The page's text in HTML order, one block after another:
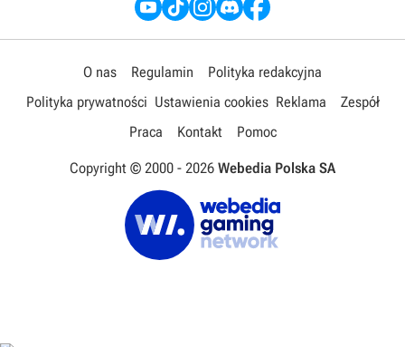
O nas Regulamin
Polityka redakcyjna
Polityka prywatności Ustawienia cookies Reklama
Zespół
Praca
Kontakt Pomoc
Copyright © 2000 - 2026 Webedia Polska SA